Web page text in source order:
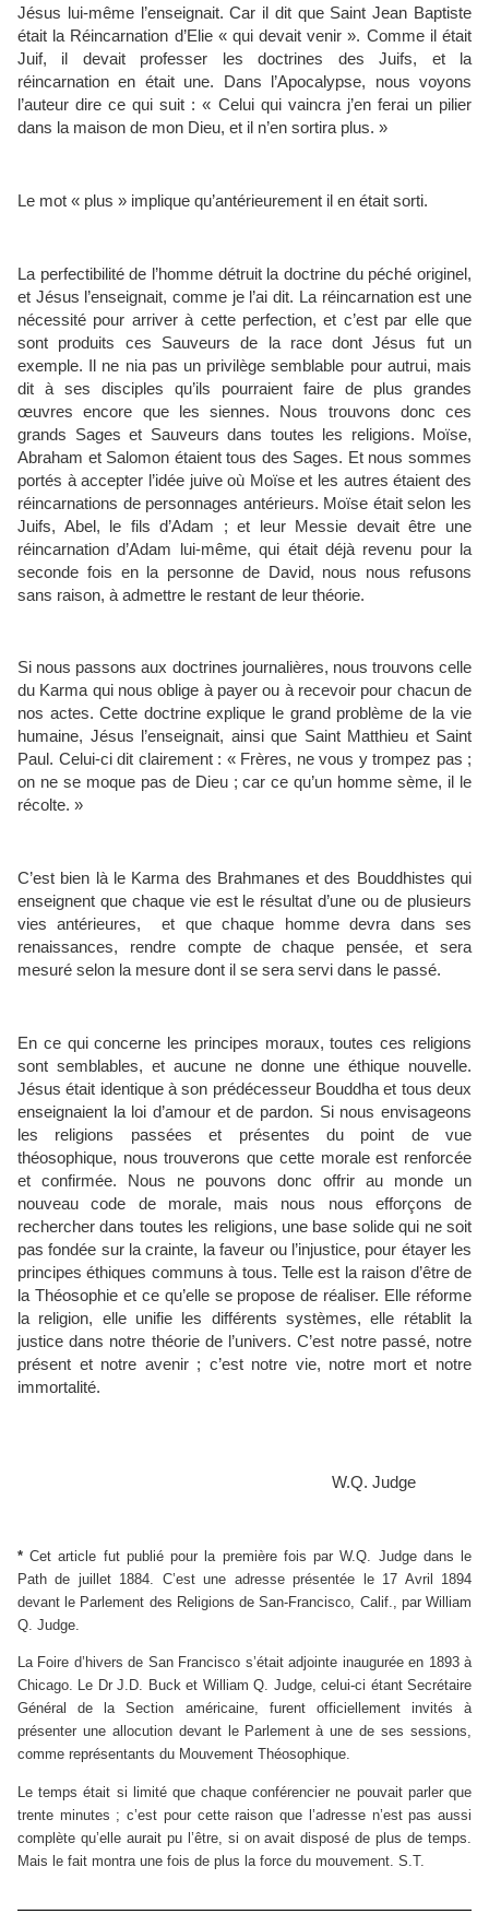
Jésus lui-même l’enseignait. Car il dit que Saint Jean Baptiste
était la Réincarnation d’Elie « qui devait venir ». Comme il était
Juif, il devait professer les doctrines des Juifs, et la
réincarnation en était une. Dans l’Apocalypse, nous voyons
l’auteur dire ce qui suit : « Celui qui vaincra j’en ferai un pilier
dans la maison de mon Dieu, et il n’en sortira plus. »
Le mot « plus » implique qu’antérieurement il en était sorti.
La perfectibilité de l’homme détruit la doctrine du péché originel,
et Jésus l’enseignait, comme je l’ai dit. La réincarnation est une
nécessité pour arriver à cette perfection, et c’est par elle que
sont produits ces Sauveurs de la race dont Jésus fut un
exemple. Il ne nia pas un privilège semblable pour autrui, mais
dit à ses disciples qu’ils pourraient faire de plus grandes
œuvres encore que les siennes. Nous trouvons donc ces
grands Sages et Sauveurs dans toutes les religions. Moïse,
Abraham et Salomon étaient tous des Sages. Et nous sommes
portés à accepter l’idée juive où Moïse et les autres étaient des
réincarnations de personnages antérieurs. Moïse était selon les
Juifs, Abel, le fils d’Adam ; et leur Messie devait être une
réincarnation d’Adam lui-même, qui était déjà revenu pour la
seconde fois en la personne de David, nous nous refusons
sans raison, à admettre le restant de leur théorie.
Si nous passons aux doctrines journalières, nous trouvons celle
du Karma qui nous oblige à payer ou à recevoir pour chacun de
nos actes. Cette doctrine explique le grand problème de la vie
humaine, Jésus l’enseignait, ainsi que Saint Matthieu et Saint
Paul. Celui-ci dit clairement : « Frères, ne vous y trompez pas ;
on ne se moque pas de Dieu ; car ce qu’un homme sème, il le
récolte. »
C’est bien là le Karma des Brahmanes et des Bouddhistes qui
enseignent que chaque vie est le résultat d’une ou de plusieurs
vies antérieures, et que chaque homme devra dans ses
renaissances, rendre compte de chaque pensée, et sera
mesuré selon la mesure dont il se sera servi dans le passé.
En ce qui concerne les principes moraux, toutes ces religions
sont semblables, et aucune ne donne une éthique nouvelle.
Jésus était identique à son prédécesseur Bouddha et tous deux
enseignaient la loi d’amour et de pardon. Si nous envisageons
les religions passées et présentes du point de vue
théosophique, nous trouverons que cette morale est renforcée
et confirmée. Nous ne pouvons donc offrir au monde un
nouveau code de morale, mais nous nous efforçons de
rechercher dans toutes les religions, une base solide qui ne soit
pas fondée sur la crainte, la faveur ou l’injustice, pour étayer les
principes éthiques communs à tous. Telle est la raison d’être de
la Théosophie et ce qu’elle se propose de réaliser. Elle réforme
la religion, elle unifie les différents systèmes, elle rétablit la
justice dans notre théorie de l’univers. C’est notre passé, notre
présent et notre avenir ; c’est notre vie, notre mort et notre
immortalité.
W.Q. Judge
*Cet article fut publié pour la première fois par W.Q. Judge dans le
Path de juillet 1884. C’est une adresse présentée le 17 Avril 1894
devant le Parlement des Religions de San-Francisco, Calif., par William
Q. Judge.
La Foire d’hivers de San Francisco s’était adjointe inaugurée en 1893 à
Chicago. Le Dr J.D. Buck et William Q. Judge, celui-ci étant Secrétaire
Général de la Section américaine, furent officiellement invités à
présenter une allocution devant le Parlement à une de ses sessions,
comme représentants du Mouvement Théosophique.
Le temps était si limité que chaque conférencier ne pouvait parler que
trente minutes ; c’est pour cette raison que l’adresse n’est pas aussi
complète qu’elle aurait pu l’être, si on avait disposé de plus de temps.
Mais le fait montra une fois de plus la force du mouvement. S.T.